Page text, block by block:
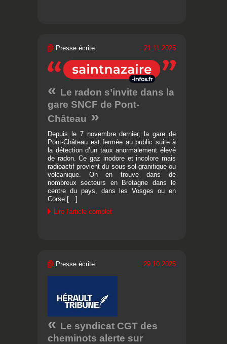
Presse écrite 21.11.2025
Le radon s’invite dans la
gare SNCF de Pont-
Château
Depuis le 7 novembre dernier, la gare de
Pont-Château est fermée au public suite à
la détection d’un taux anormalement élevé
de radon. Ce gaz inodore et incolore mais
radioactif provient du sous-sol granitique ou
volcanique. On en trouve dans de
nombreux secteurs en Bretagne dans le
centre du pays, dans les Vosges ou en
Corse.[…]
Lire l'article complet
Presse écrite 29.10.2025
Le syndicat CGT des
cheminots alerte sur